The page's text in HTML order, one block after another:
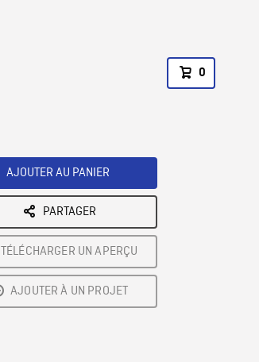
0
AJOUTER AU PANIER
PARTAGER
TÉLÉCHARGER UN APERÇU
AJOUTER À UN PROJET